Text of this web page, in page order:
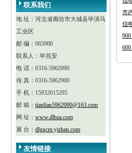
联系我们
地 址：河北省廊坊市大城县毕演马
工业区
邮 编：065900
联系人：毕兆安
电 话：0316-5962090
传 真：0316-5962900
手 机：15932615295
邮 箱： tianlian5962090@163.com
网 址： www.dlbza.com
展 台： dlggcm.yjzhan.com
友情链接
市
信